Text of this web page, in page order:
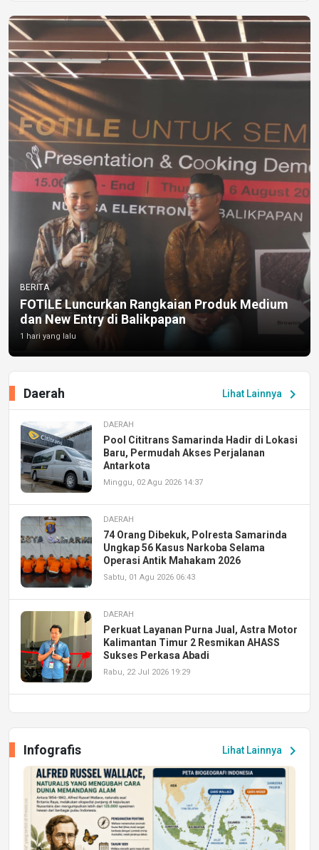
BERITA
FOTILE Luncurkan Rangkaian Produk Medium
dan New Entry di Balikpapan
1 hari yang lalu
Lihat Lainnya chevron_right
Daerah
DAERAH
Pool Cititrans Samarinda Hadir di Lokasi
Baru, Permudah Akses Perjalanan
Antarkota
Minggu, 02 Agu 2026 14:37
DAERAH
74 Orang Dibekuk, Polresta Samarinda
Ungkap 56 Kasus Narkoba Selama
Operasi Antik Mahakam 2026
Sabtu, 01 Agu 2026 06:43
DAERAH
Perkuat Layanan Purna Jual, Astra Motor
Kalimantan Timur 2 Resmikan AHASS
Sukses Perkasa Abadi
Rabu, 22 Jul 2026 19:29
Peluang Kerja dan Magang
Jumat, 17 Jul 2026 22:30
DAERAH
Astra Motor Kalimantan Timur 2 Dukung
Mahasiswa Samarinda dalam Astra
Honda SDGs Future Leaders 2026
Lihat Lainnya chevron_right
Infografis